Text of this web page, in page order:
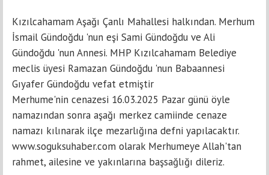
Kızılcahamam Aşağı Çanlı Mahallesi halkından. Merhum
İsmail Gündoğdu 'nun eşi Sami Gündoğdu ve Ali
Gündoğdu 'nun Annesi. MHP Kızılcahamam Belediye
meclis üyesi Ramazan Gündoğdu 'nun Babaannesi
Gıyafer Gündoğdu vefat etmiştir
Merhume'nin cenazesi 16.03.2025 Pazar günü öyle
namazından sonra aşağı merkez camiinde cenaze
namazı kılınarak ilçe mezarlığına defni yapılacaktır.
www.soguksuhaber.com olarak Merhumeye Allah'tan
rahmet, ailesine ve yakınlarına başsağlığı dileriz.